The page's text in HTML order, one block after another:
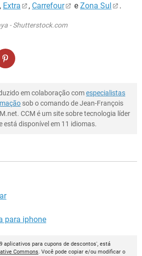
, Extra , Carrefour e Zona Sul .
- Shutterstock.com
em colaboração comespecialistas
sob o comando de Jean-François
CCM é um site sobre tecnologia líder
está disponível em 11 idiomas.
para iphone
aplicativos para cupons de descontos', está
Commons. Você pode copiar e/ou modificar o